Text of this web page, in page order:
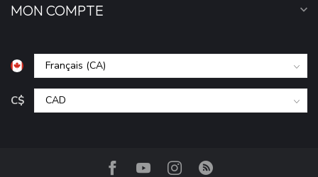
MON COMPTE
C$